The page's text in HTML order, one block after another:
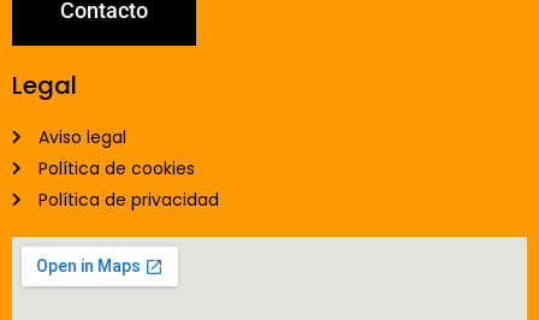
Contacto
Legal
Aviso legal
Política de cookies
Política de privacidad